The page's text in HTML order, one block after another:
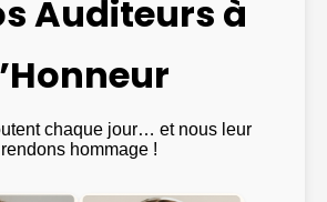
Auditeurs à
chaque jour… et nous leur
rendons hommage !